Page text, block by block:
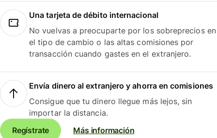
Una tarjeta de débito internacional
No vuelvas a preocuparte por los sobreprecios en
el tipo de cambio o las altas comisiones por
transacción cuando gastes en el extranjero.
Envía dinero al extranjero y ahorra en comisiones
Consigue que tu dinero llegue más lejos, sin
importar la distancia.
Regístrate
Más información